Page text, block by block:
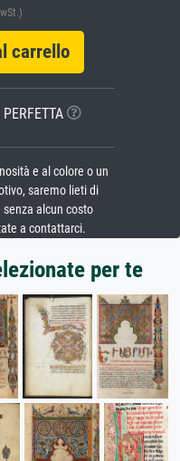
carrello
PERFETTA
e al colore o un
saremo lieti di
alcun costo
a contattarci.
per te